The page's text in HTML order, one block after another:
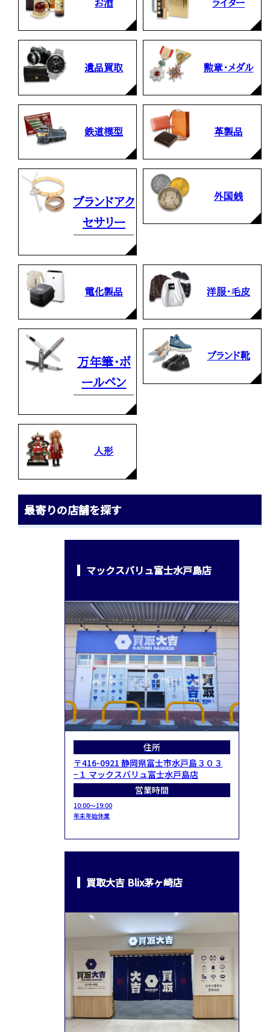
お酒 ライター
遺品買取 勲章・メダル
鉄道模型 革製品
ブランドアク
セサリー
外国銭
電化製品 洋服・毛皮
万年筆・ボ
ールペン
ブランド靴
人形
最寄りの店舗を探す
マックスバリュ富士水戸島店
住所
〒416-0921 静岡県富士市水戸島３０３
−１ マックスバリュ富士水戸島店
営業時間
10:00～19:00
年末年始休業
買取大吉 Blix茅ヶ崎店